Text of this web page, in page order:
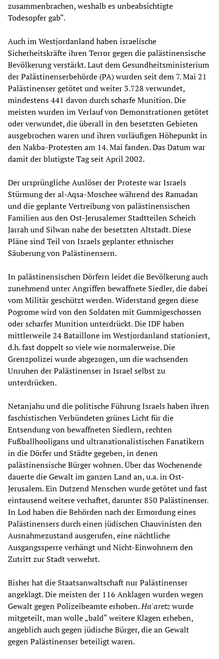
zusammenbrachen, weshalb es unbeabsichtigte
Todesopfer gab“.
Auch im Westjordanland haben israelische
Sicherheitskräfte ihren Terror gegen die palästinensische
Bevölkerung verstärkt. Laut dem Gesundheitsministerium
der Palästinenserbehörde (PA) wurden seit dem 7. Mai 21
Palästinenser getötet und weiter 3.728 verwundet,
mindestens 441 davon durch scharfe Munition. Die
meisten wurden im Verlauf von Demonstrationen getötet
oder verwundet, die überall in den besetzten Gebieten
ausgebrochen waren und ihren vorläufigen Höhepunkt in
den Nakba-Protesten am 14. Mai fanden. Das Datum war
damit der blutigste Tag seit April 2002.
Der ursprüngliche Auslöser der Proteste war Israels
Stürmung der al-Aqsa-Moschee während des Ramadan
und die geplante Vertreibung von palästinensischen
Familien aus den Ost-Jerusalemer Stadtteilen Scheich
Jarrah und Silwan nahe der besetzten Altstadt. Diese
Pläne sind Teil von Israels geplanter ethnischer
Säuberung von Palästinensern.
In palästinensischen Dörfern leidet die Bevölkerung auch
zunehmend unter Angriffen bewaffnete Siedler, die dabei
vom Militär geschützt werden. Widerstand gegen diese
Pogrome wird von den Soldaten mit Gummigeschossen
oder scharfer Munition unterdrückt. Die IDF haben
mittlerweile 24 Bataillone im Westjordanland stationiert,
d.h. fast doppelt so viele wie normalerweise. Die
Grenzpolizei wurde abgezogen, um die wachsenden
Unruhen der Palästinenser in Israel selbst zu
unterdrücken.
Netanjahu und die politische Führung Israels haben ihren
faschistischen Verbündeten grünes Licht für die
Entsendung von bewaffneten Siedlern, rechten
Fußballhooligans und ultranationalistischen Fanatikern
in die Dörfer und Städte gegeben, in denen
palästinensische Bürger wohnen. Über das Wochenende
dauerte die Gewalt im ganzen Land an, u.a. in Ost-
Jerusalem. Ein Dutzend Menschen wurde getötet und fast
eintausend weitere verhaftet, darunter 850 Palästinenser.
In Lod haben die Behörden nach der Ermordung eines
Palästinensers durch einen jüdischen Chauvinisten den
Ausnahmezustand ausgerufen, eine nächtliche
Ausgangssperre verhängt und Nicht-Einwohnern den
Zutritt zur Stadt verwehrt.
Bisher hat die Staatsanwaltschaft nur Palästinenser
angeklagt. Die meisten der 116 Anklagen wurden wegen
Gewalt gegen Polizeibeamte erhoben.Ha'aretzwurde
mitgeteilt, man wolle „bald“ weitere Klagen erheben,
angeblich auch gegen jüdische Bürger, die an Gewalt
gegen Palästinenser beteiligt waren.